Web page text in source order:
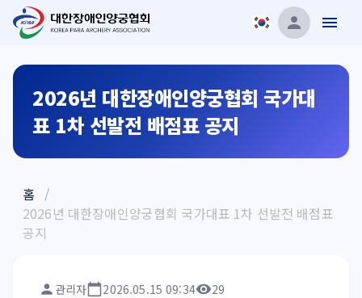
2026년 대한장애인양궁협회 국가대
표 1차 선발전 배점표 공지
홈 /
2026년 대한장애인양궁협회 국가대표 1차 선발전 배점표
공지
관리자 2026.05.15 09:34 29